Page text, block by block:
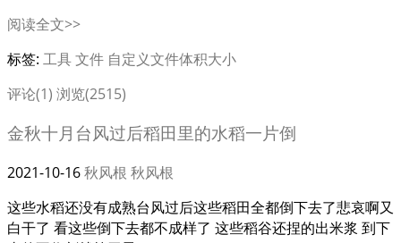
阅读全文>>
标签: 工具文件 自定义文件体积大小
评论(1) 浏览(2515)
金秋十月台风过后稻田里的水稻一片倒
2021-10-16秋风根 秋风根
这些水稻还没有成熟台风过后这些稻田全都倒下去了悲哀啊又
白干了 看这些倒下去都不成样了 这些稻谷还捏的出米浆 到下